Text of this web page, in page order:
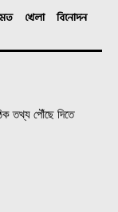
খেলা
বিনোদন
তথ্য পৌঁছে দিতে